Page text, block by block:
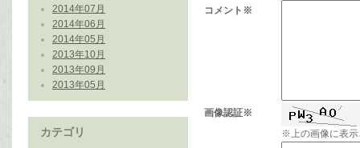
2014年07月
2014年06月
2014年05月
2013年10月
2013年09月
2013年05月
カテゴリ
コメント※
画像認証※
※上の画像に表示